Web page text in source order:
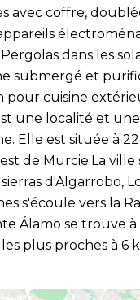
avec coffre,
dans les
submergé et
pour cuisine
une localité et
Elle est située à
de Murcie.La ville
d'Algarrobo,
s'écoule vers la
Álamo se trouve
plus proches à 6